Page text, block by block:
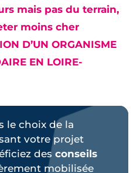
mais pas du terrain,
moins cher
D’UN ORGANISME
EN LOIRE-
le choix de la
votre projet
des conseils
mobilisée